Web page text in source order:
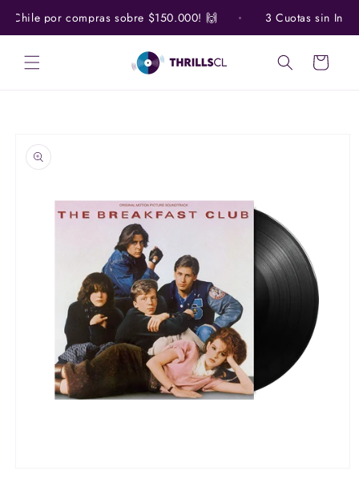
directamente
al contenido
Chile por compras sobre $150.000! 🙌 3 Cuotas sin
Carrito
a la
información